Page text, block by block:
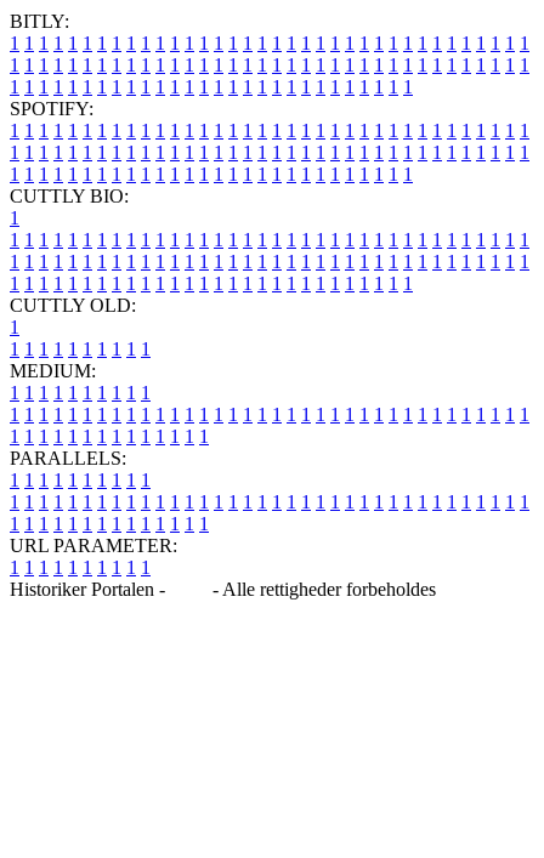
BITLY:
1 1 1 1 1 1 1 1 1 1 1 1 1 1 1 1 1 1 1 1 1 1 1 1 1 1 1 1 1 1 1 1 1 1 1 1
1 1 1 1 1 1 1 1 1 1 1 1 1 1 1 1 1 1 1 1 1 1 1 1 1 1 1 1 1 1 1 1 1 1 1 1
1 1 1 1 1 1 1 1 1 1 1 1 1 1 1 1 1 1 1 1 1 1 1 1 1 1 1 1
SPOTIFY:
1 1 1 1 1 1 1 1 1 1 1 1 1 1 1 1 1 1 1 1 1 1 1 1 1 1 1 1 1 1 1 1 1 1 1 1
1 1 1 1 1 1 1 1 1 1 1 1 1 1 1 1 1 1 1 1 1 1 1 1 1 1 1 1 1 1 1 1 1 1 1 1
1 1 1 1 1 1 1 1 1 1 1 1 1 1 1 1 1 1 1 1 1 1 1 1 1 1 1 1
CUTTLY BIO:
1
1 1 1 1 1 1 1 1 1 1 1 1 1 1 1 1 1 1 1 1 1 1 1 1 1 1 1 1 1 1 1 1 1 1 1 1
1 1 1 1 1 1 1 1 1 1 1 1 1 1 1 1 1 1 1 1 1 1 1 1 1 1 1 1 1 1 1 1 1 1 1 1
1 1 1 1 1 1 1 1 1 1 1 1 1 1 1 1 1 1 1 1 1 1 1 1 1 1 1 1
CUTTLY OLD:
1
1 1 1 1 1 1 1 1 1 1
MEDIUM:
1 1 1 1 1 1 1 1 1 1
1 1 1 1 1 1 1 1 1 1 1 1 1 1 1 1 1 1 1 1 1 1 1 1 1 1 1 1 1 1 1 1 1 1 1 1
1 1 1 1 1 1 1 1 1 1 1 1 1 1
PARALLELS:
1 1 1 1 1 1 1 1 1 1
1 1 1 1 1 1 1 1 1 1 1 1 1 1 1 1 1 1 1 1 1 1 1 1 1 1 1 1 1 1 1 1 1 1 1 1
1 1 1 1 1 1 1 1 1 1 1 1 1 1
URL PARAMETER:
1 1 1 1 1 1 1 1 1 1
Historiker Portalen -
- Alle rettigheder forbeholdes